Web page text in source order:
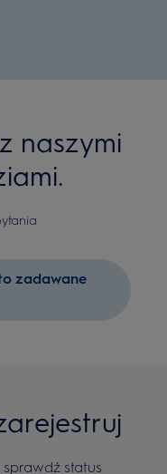
naszymi
zadawane
status